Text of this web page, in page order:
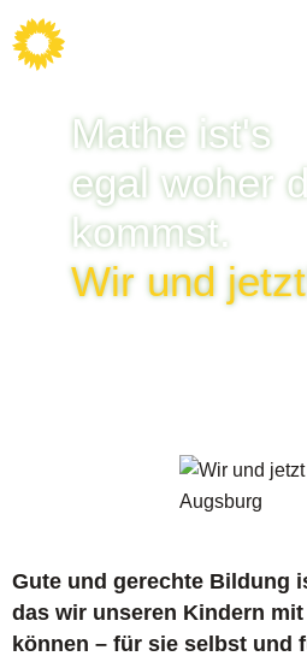
Mathe ist's
egal woher
kommst.
Wir und
Gute und gerechte Bildung
das wir unseren Kindern
können – für sie selbst und